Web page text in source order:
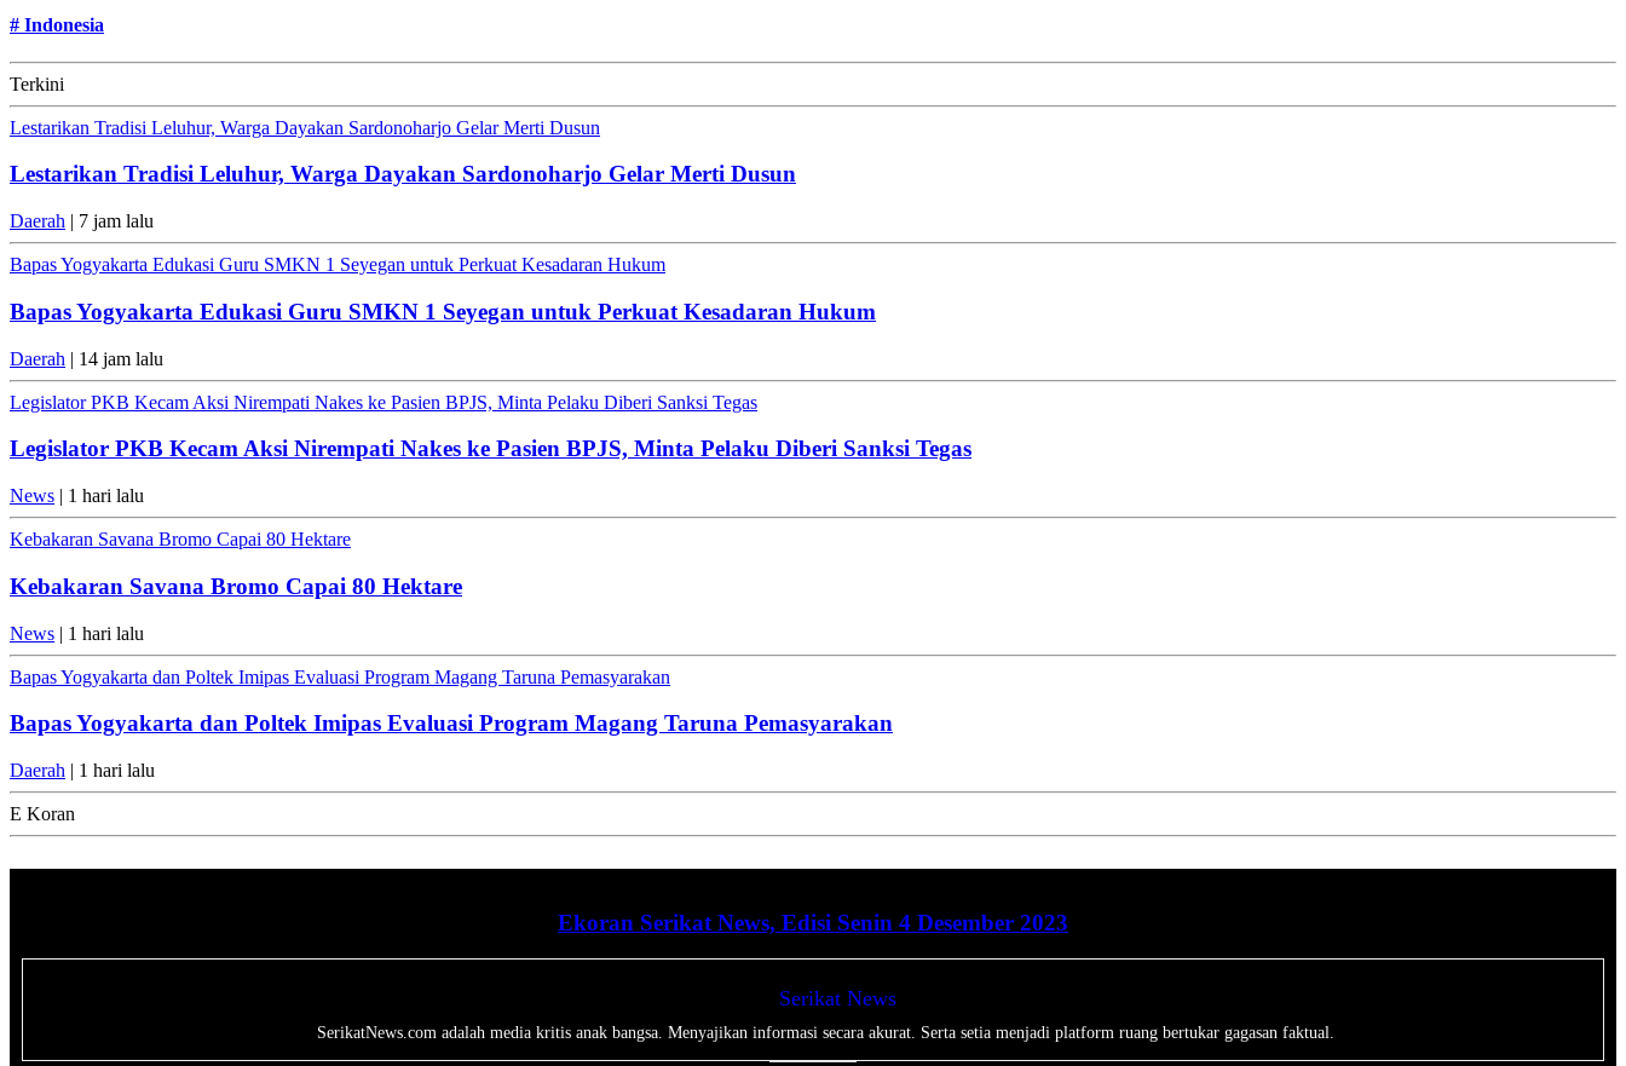
# Indonesia
Terkini
Lestarikan Tradisi Leluhur, Warga Dayakan Sardonoharjo Gelar Merti Dusun
Lestarikan Tradisi Leluhur, Warga Dayakan Sardonoharjo Gelar Merti Dusun
Daerah | 7 jam lalu
Bapas Yogyakarta Edukasi Guru SMKN 1 Seyegan untuk Perkuat Kesadaran Hukum
Bapas Yogyakarta Edukasi Guru SMKN 1 Seyegan untuk Perkuat Kesadaran Hukum
Daerah | 14 jam lalu
Legislator PKB Kecam Aksi Nirempati Nakes ke Pasien BPJS, Minta Pelaku Diberi Sanksi Tegas
Legislator PKB Kecam Aksi Nirempati Nakes ke Pasien BPJS, Minta Pelaku Diberi Sanksi Tegas
News | 1 hari lalu
Kebakaran Savana Bromo Capai 80 Hektare
Kebakaran Savana Bromo Capai 80 Hektare
News | 1 hari lalu
Bapas Yogyakarta dan Poltek Imipas Evaluasi Program Magang Taruna Pemasyarakan
Bapas Yogyakarta dan Poltek Imipas Evaluasi Program Magang Taruna Pemasyarakan
Daerah | 1 hari lalu
E Koran
Ekoran Serikat News, Edisi Senin 4 Desember 2023
Serikat News
SerikatNews.com adalah media kritis anak bangsa. Menyajikan informasi secara akurat. Serta setia menjadi platform ruang bertukar gagasan faktual.